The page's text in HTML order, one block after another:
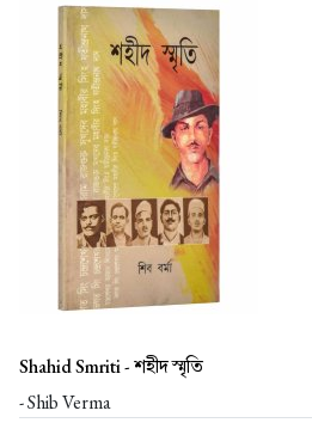
Shahid Smriti -শহীদ স্মৃতি
- Shib Verma